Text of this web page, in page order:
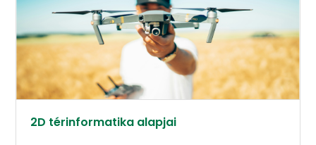
2D térinformatika alapjai